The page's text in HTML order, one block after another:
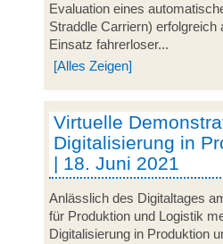
Evaluation eines
Straddle Carriern)
Einsatz fahrerloser...
[Alles Zeigen]
Virtuelle
Digitalisierung in
| 18. Juni 2021
Anlässlich des Digitaltages
für Produktion und Logistik
Digitalisierung in Produktion